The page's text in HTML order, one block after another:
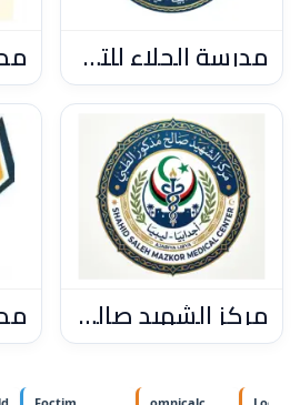
مدرسة الجلاء للتعليم الأساسي بأجدابيا
مركز الشهيد صالح مذكور الطبي – أجدابيا